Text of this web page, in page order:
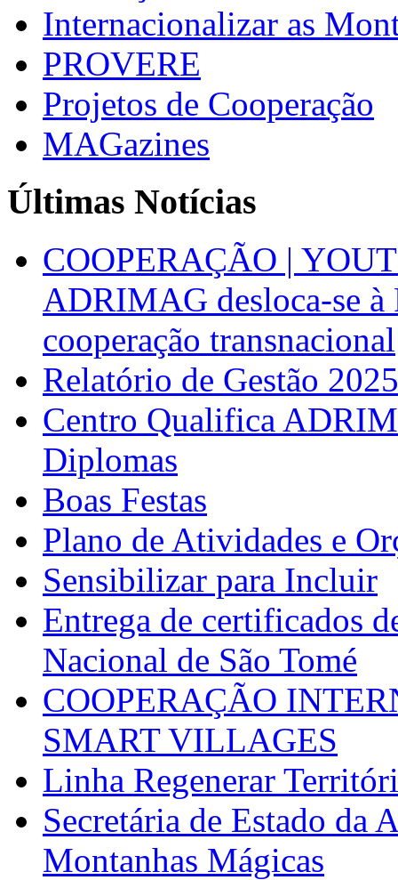
Internacionalizar as
PROVERE
Projetos de Cooperação
MAGazines
Últimas Notícias
COOPERAÇÃO |
ADRIMAG desloca-se
cooperação transnacional
Relatório de Gestão 2025
Centro Qualifica
Diplomas
Boas Festas
Plano de Atividades e
Sensibilizar para Incluir
Entrega de certificados
Nacional de São Tomé
COOPERAÇÃO
SMART VILLAGES
Linha Regenerar
Secretária de Estado da
Montanhas Mágicas